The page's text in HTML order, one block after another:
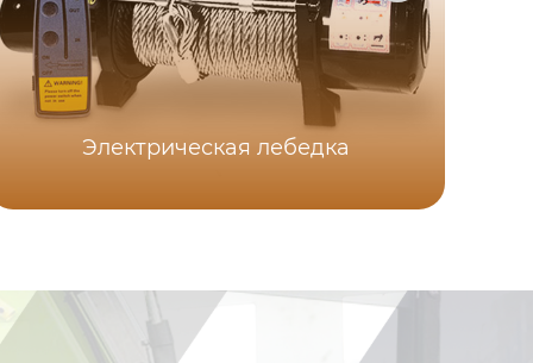
Электрическая лебедка